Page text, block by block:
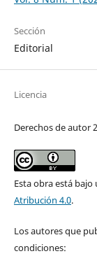
Sección
Editorial
Licencia
Derechos de autor
Esta obra está
Atribución 4.0.
Los autores que
condiciones: